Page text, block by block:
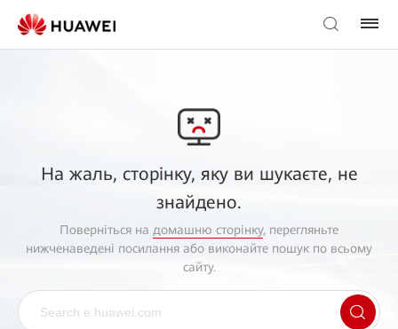
На жаль, сторінку, яку ви шукаєте, не
знайдено.
Поверніться на домашню сторінку, перегляньте
нижченаведені посилання або виконайте пошук по всьому
сайту.